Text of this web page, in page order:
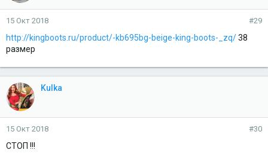
15 Окт 2018 #29
http://kingboots.ru/product/-kb695bg-beige-king-boots-_zq/38
размер
Kulka
15 Окт 2018 #30
СТОП !!!